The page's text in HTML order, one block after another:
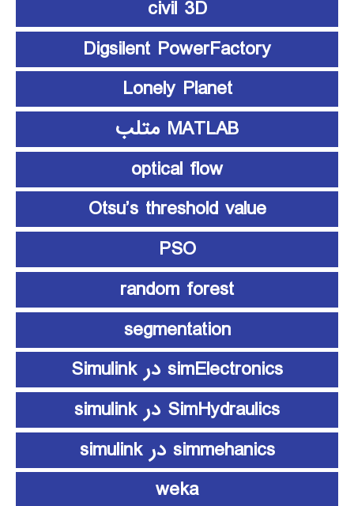
civil 3D
Digsilent PowerFactory
Lonely Planet
MATLAB متلب
optical flow
Otsu’s threshold value
PSO
random forest
segmentation
simElectronics در Simulink
SimHydraulics در simulink
simmehanics در simulink
weka